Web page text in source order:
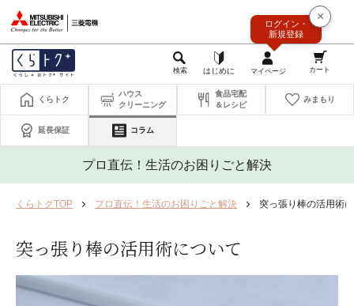
×
ログイン・
新規登録
くらトク
ハウス
クリーニング
食品宅配
＆レシピ
みまもり
延長保証 コラム
プロ直伝！生活のお困りごと解決
くらトクTOP プロ直伝！生活のお困りごと解決 突っ張り棒の活用術
突っ張り棒の活用術について